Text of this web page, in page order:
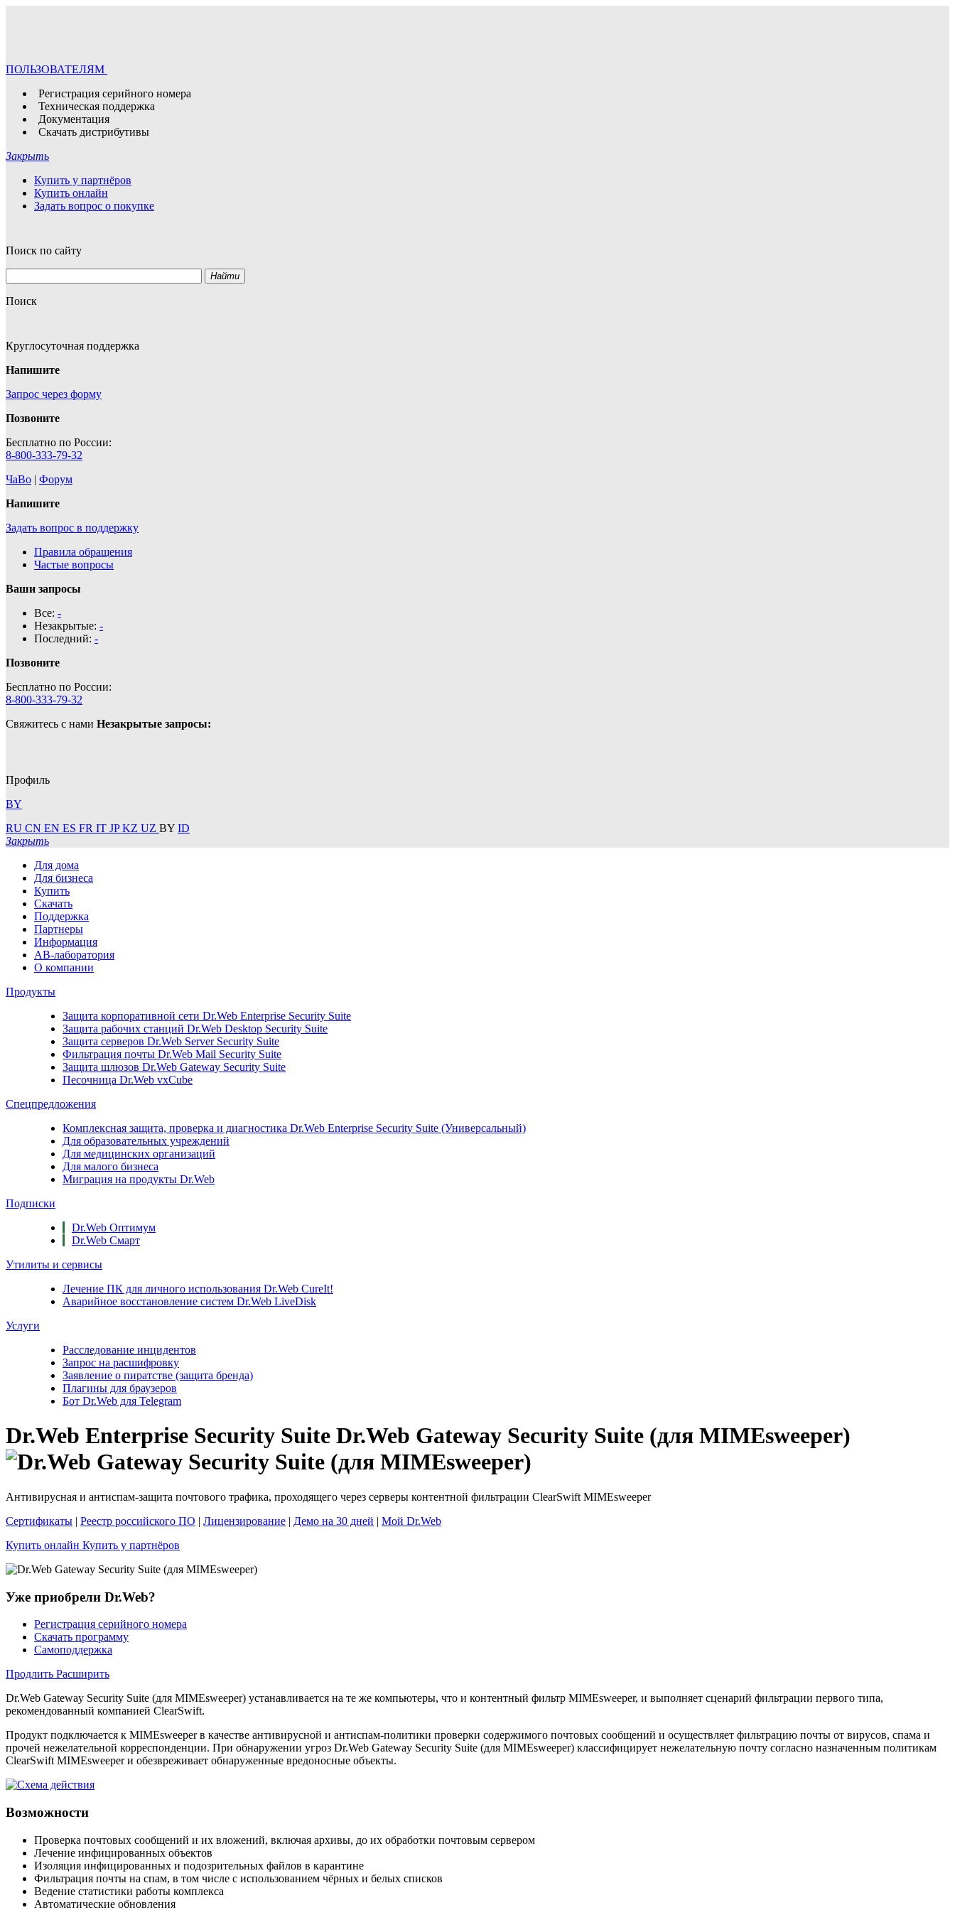
ПОЛЬЗОВАТЕЛЯМ
Регистрация серийного номера
Техническая поддержка
Документация
Скачать дистрибутивы
Закрыть
Купить у партнёров
Купить онлайн
Задать вопрос о покупке
Поиск по сайту
Найти
Поиск
Круглосуточная поддержка
Напишите
Запрос через форму
Позвоните
Бесплатно по России:
8-800-333-79-32
ЧаВо | Форум
Напишите
Задать вопрос в поддержку
Правила обращения
Частые вопросы
Ваши запросы
Все: -
Незакрытые: -
Последний: -
Позвоните
Бесплатно по России:
8-800-333-79-32
Свяжитесь с нами Незакрытые запросы:
Профиль
BY
RU CN EN ES FR IT JPKZ UZ BY ID
Закрыть
Для дома
Для бизнеса
Купить
Скачать
Поддержка
Партнеры
Информация
АВ-лаборатория
О компании
Продукты
Защита корпоративной сети Dr.Web Enterprise Security Suite
Защита рабочих станций Dr.Web Desktop Security Suite
Защита серверов Dr.Web Server Security Suite
Фильтрация почты Dr.Web Mail Security Suite
Защита шлюзов Dr.Web Gateway Security Suite
Песочница Dr.Web vxCube
Спецпредложения
Комплексная защита, проверка и диагностика Dr.Web Enterprise Security Suite (Универсальный)
Для образовательных учреждений
Для медицинских организаций
Для малого бизнеса
Миграция на продукты Dr.Web
Подписки
Dr.Web Оптимум
Dr.Web Смарт
Утилиты и сервисы
Лечение ПК для личного использования Dr.Web CureIt!
Аварийное восстановление систем Dr.Web LiveDisk
Услуги
Расследование инцидентов
Запрос на расшифровку
Заявление о пиратстве (защита бренда)
Плагины для браузеров
Бот Dr.Web для Telegram
Dr.Web Enterprise Security Suite Dr.Web Gateway Security Suite (для MIMEsweeper)
Антивирусная и антиспам-защита почтового трафика, проходящего через серверы контентной фильтрации ClearSwift MIMEsweeper
Сертификаты | Реестр российского ПО | Лицензирование | Демо на 30 дней | Мой Dr.Web
Купить онлайн Купить у партнёров
Уже приобрели Dr.Web?
Регистрация серийного номера
Скачать программу
Самоподдержка
Продлить Расширить
Dr.Web Gateway Security Suite (для MIMEsweeper) устанавливается на те же компьютеры, что и контентный фильтр MIMEsweeper, и выполняет сценарий фильтрации первого типа,
рекомендованный компанией ClearSwift.
Продукт подключается к MIMEsweeper в качестве антивирусной и антиспам-политики проверки содержимого почтовых сообщений и осуществляет фильтрацию почты от вирусов, спама и
прочей нежелательной корреспонденции. При обнаружении угроз Dr.Web Gateway Security Suite (для MIMEsweeper) классифицирует нежелательную почту согласно назначенным политикам
ClearSwift MIMEsweeper и обезвреживает обнаруженные вредоносные объекты.
Возможности
Проверка почтовых сообщений и их вложений, включая архивы, до их обработки почтовым сервером
Лечение инфицированных объектов
Изоляция инфицированных и подозрительных файлов в карантине
Фильтрация почты на спам, в том числе с использованием чёрных и белых списков
Ведение статистики работы комплекса
Автоматические обновления